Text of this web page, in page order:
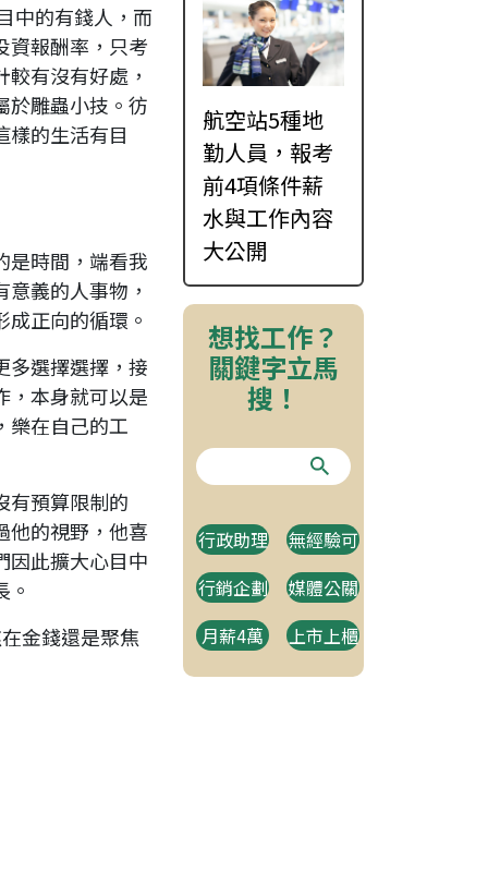
中的有錢人，而
資報酬率，只考
有沒有好處，
於雕蟲小技。彷
樣的生活有目
是時間，端看我
義的人事物，
正向的循環。
多選擇選擇，接
，本身就可以是
樂在自己的工
有預算限制的
他的視野，他喜
因此擴大心目中
金錢還是聚焦
航空站5種地
勤人員，報考
前4項條件薪
水與工作內容
大公開
想找工作？
關鍵字立馬
搜！
行政助理
無經驗可
行銷企劃
媒體公關
月薪4萬
上市上櫃